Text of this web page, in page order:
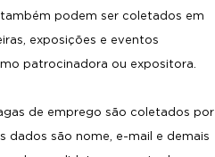
podem ser coletados em
exposições e eventos
patrocinadora ou expositora.
de emprego são coletados por
dados são nome, e-mail e demais